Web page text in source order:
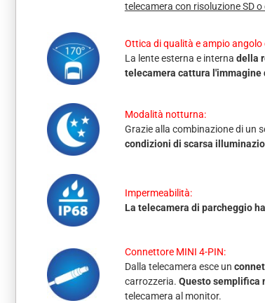
telecamera con risoluzione SD
Ottica di qualità e ampio angolo
La lente esterna e interna della
telecamera cattura l'immagine
Modalità notturna:
Grazie alla combinazione di un
condizioni di scarsa
Impermeabilità:
La telecamera di parcheggio
Connettore MINI 4-PIN:
Dalla telecamera esce un
carrozzeria. Questo semplifica
telecamera al monitor.